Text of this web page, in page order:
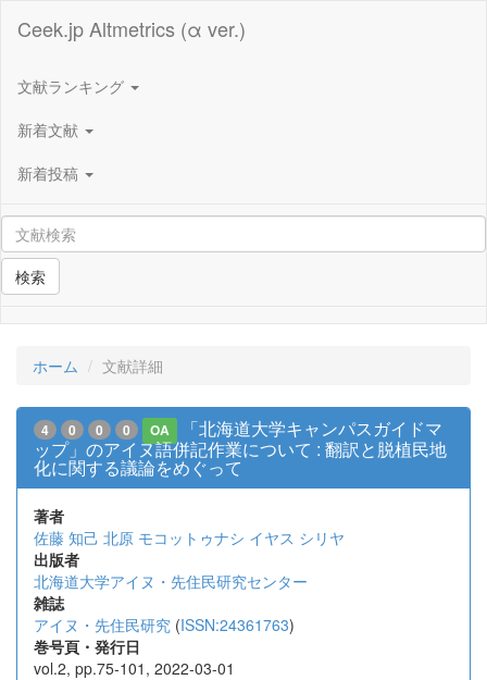
Ceek.jp Altmetrics (α ver.)
文献ランキング
新着文献
新着投稿
検索
ホーム 文献詳細
4 0 0 0 OA
「北海道大学キャンパスガイドマ
ップ」のアイヌ語併記作業について : 翻訳と脱植民地
化に関する議論をめぐって
著者
佐藤 知己 北原 モコットゥナシ イヤス シリヤ
出版者
北海道大学アイヌ・先住民研究センター
雑誌
アイヌ・先住民研究 (ISSN:24361763)
巻号頁・発行日
vol.2, pp.75-101, 2022-03-01